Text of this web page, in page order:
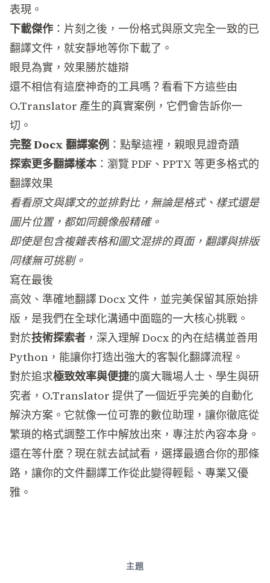
表現。
下載傑作 ：片刻之後，一份格式與原文完全一致的已
翻譯文件，就安靜地等你下載了。
眼見為實，效果勝於雄辯
還不相信有這麼神奇的工具嗎？看看下方這些由
O.Translator 產生的真實案例，它們會告訴你一
切。
完整 Docx 翻譯案例 ： 點擊這裡，親眼見證奇蹟
探索更多翻譯樣本 ： 瀏覽 PDF、PPTX 等更多格式的
翻譯效果
看看原文與譯文的並排對比，無論是格式、樣式還是
圖片位置，都如同鏡像般精確。
即使是包含複雜表格和圖文混排的頁面，翻譯與排版
同樣無可挑剔。
寫在最後
高效、準確地翻譯 Docx 文件，並完美保留其原始排
版，是我們在全球化溝通中面臨的一大核心挑戰。
對於技術探索者 ，深入理解 Docx 的內在結構並善用
Python，能讓你打造出強大的客製化翻譯流程。
對於追求極致效率與便捷的廣大職場人士、學生與研
究者， O.Translator 提供了一個近乎完美的自動化
解決方案。它就像一位可靠的數位助理，讓你徹底從
繁瑣的格式調整工作中解放出來，專注於內容本身。
還在等什麼？現在就去試試看，選擇最適合你的那條
路，讓你的文件翻譯工作從此變得輕鬆、專業又優
雅。
主題